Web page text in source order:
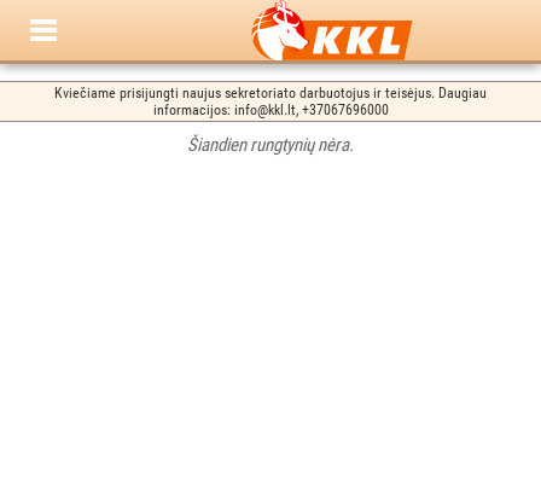
Kviečiame prisijungti naujus sekretoriato darbuotojus ir teisėjus. Daugiau
informacijos: info@kkl.lt, +37067696000
Šiandien rungtynių nėra.